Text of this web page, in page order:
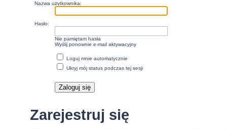
Nazwa użytkownika:
Hasło:
Nie pamiętam hasła
Wyślij ponownie e-mail aktywacyjny
Loguj mnie automatycznie
Ukryj mój status podczas tej sesji
Zarejestruj się